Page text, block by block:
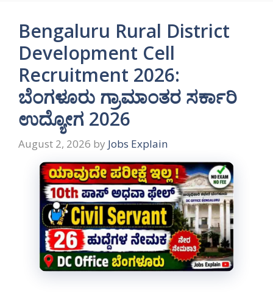
Bengaluru Rural District
Development Cell
Recruitment 2026:
ಬೆಂಗಳೂರು ಗ್ರಾಮಾಂತರ ಸರ್ಕಾರಿ
ಉದ್ಯೋಗ 2026
August 2, 2026 by Jobs Explain